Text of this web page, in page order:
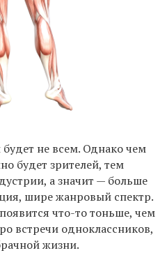
не всем. Однако чем
будет зрителей, тем
а значит — больше
шире жанровый спектр.
что-то тоньше, чем
встречи одноклассников,
жизни.